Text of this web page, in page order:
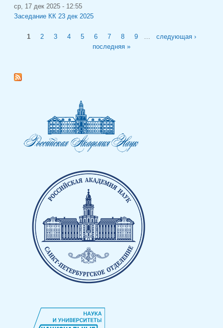
ср, 17 дек 2025 - 12:55
Заседание КК 23 дек 2025
Страницы
1 2 3 4 5 6 7 8 9 …
следующая ›
последняя »